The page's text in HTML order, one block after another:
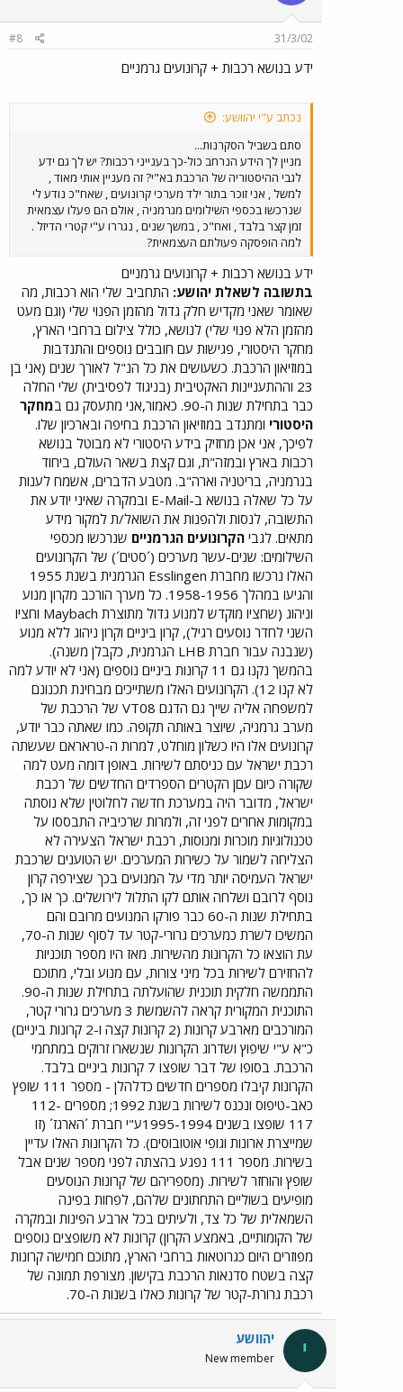
31/3/02
#8
ידע בנושא רכבות + קרונועים גרמניים
נכתב ע"י יהוושע:
סתם בשביל הסקרנות...
מניין לך הידע הנרחב כול-כך בענייני רכבות? יש לך גם ידע
לגבי ההיסטוריה של הרכבת בא"י? זה מעניין אותי מאוד ,
למשל , אני זוכר בתור ילד מערכי קרונועים , שאח"כ נודע לי
שנרכשו בכספי השילומים מגרמניה , אולם הם פעלו עצמאית
זמן קצר בלבד , ואח"כ , במשך שנים , נגררו ע"י קטרי הדיזל .
למה הופסקה פעולתם העצמאית?
ידע בנושא רכבות + קרונועים גרמניים
בתשובה לשאלת יהושע: התחביב שלי הוא רכבות, מה
שאומר שאני מקדיש חלק גדול מהזמן הפנוי שלי (וגם מעט
מהזמן הלא פנוי שלי) לנושא, כולל צילום ברחבי הארץ,
מחקר היסטורי, פגישות עם חובבים נוספים והתנדבות
במוזיאון הרכבת. כשעושים את כל הנ"ל לאורך שנים (אני בן
23 וההתעניינות האקטיבית (בניגוד לפסיבית) שלי החלה
כבר בתחילת שנות ה-90. כאמור,אני מתעסק גם ב
מחקר
היסטורי ומתנדב במוזיאון הרכבת בחיפה ובארכיון שלו.
לפיכך, אני אכן מחזיק בידע היסטורי לא מבוטל בנושא
רכבות בארץ ובמזה"ת, וגם קצת בשאר העולם, ביחוד
בגרמניה, בריטניה וארה"ב. מטבע הדברים, אשמח לענות
על כל שאלה בנושא ב-E-Mail ובמקרה שאיני יודע את
התשובה, לנסות ולהפנות את השואל/ת למקור מידע
מתאים. לגבי הקרונועים הגרמניים שנרכשו מכספי
השילומים: שנים-עשר מערכים (´סטים´) של הקרונועים
האלו נרכשו מחברת Esslingen הגרמנית בשנת 1955
והגיעו במהלך 1958-1956. כל מערך הורכב מקרון מנוע
וניהוג (שחציו מוקדש למנוע גדול מתוצרת Maybach וחציו
השני לחדר נוסעים רגיל), קרון ביניים וקרון ניהוג ללא מנוע
(שנבנה עבור חברת LHB הגרמנית, כקבלן משנה).
בהמשך נקנו גם 11 קרונות ביניים נוספים (אני לא יודע למה
לא קנו 12). הקרונועים האלו משתייכים מבחינת תכנונם
למשפחה אליה שייך גם הדגם VT08 של הרכבת של
מערב גרמניה, שיוצר באותה תקופה. כמו שאתה כבר יודע,
קרונועים אלו היו כשלון מוחלט, למרות ה-טראראם שעשתה
רכבת ישראל עם כניסתם לשירות. באופן דומה מעט למה
שקורה כיום עםן הקטרים הספרדים החדשים של רכבת
ישראל, מדובר היה במערכת חדשה לחלוטין שלא נוסתה
במקומות אחרים לפני זה, ולמרות שרכיביה התבססו על
טכנולוגיות מוכרות ומנוסות, רכבת ישראל הצעירה לא
הצליחה לשמור על כשירות המערכים. יש הטוענים שרכבת
ישראל העמיסה יותר מדי על המנועים בכך שצירפה קרון
נוסף לרובם ושלחה אותם לקו התלול לירושלים. כך או כך,
בתחילת שנות ה-60 כבר פורקו המנועים מרובם והם
המשיכו לשרת כמערכים גרורי-קטר עד לסוף שנות ה-70,
עת הוצאו כל הקרונות מהשירות. מאז היו מספר תוכניות
להחזירם לשירות בכל מיני צורות, עם מנוע ובלי, מתוכם
התממשה חלקית תוכנית שהועלתה בתחילת שנות ה-90.
התוכנית המקורית קראה להשמשת 3 מערכים גרורי קטר,
המורכבים מארבע קרונות (2 קרונות קצה ו-2 קרונות ביניים)
כ"א ע"י שיפוץ ושדרוג הקרונות שנשארו זרוקים במתחמי
הרכבת. בסופו של דבר שופצו 7 קרונות ביניים בלבד.
הקרונות קיבלו מספרים חדשים כדלהלן - מספר 111 שופץ
כאב-טיפוס ונכנס לשירות בשנת 1992; מספרים 112-
117 שופצו בשנים 1995-1994ע"י חברת ´הארגז´ (זו
שמייצרת ארונות וגופי אוטובוסים). כל הקרונות האלו עדיין
בשירות. מספר 111 נפגע בהצתה לפני מספר שנים אבל
שופץ והוחזר לשירות. (מספריהם של קרונות הנוסעים
מופיעים בשוליים התחתונים שלהם, לפחות בפינה
השמאלית של כל צד, ולעיתים בכל ארבע הפינות ובמקרה
של הקומותיים, באמצע הקרון) קרונות לא משופצים נוספים
מפוזרים היום כגרוטאות ברחבי הארץ, מתוכם חמישה קרונות
קצה בשטח סדנאות הרכבת בקישון. מצורפת תמונה של
רכבת גרורת-קטר של קרונות כאלו בשנות ה-70.
י יהוושע
New member